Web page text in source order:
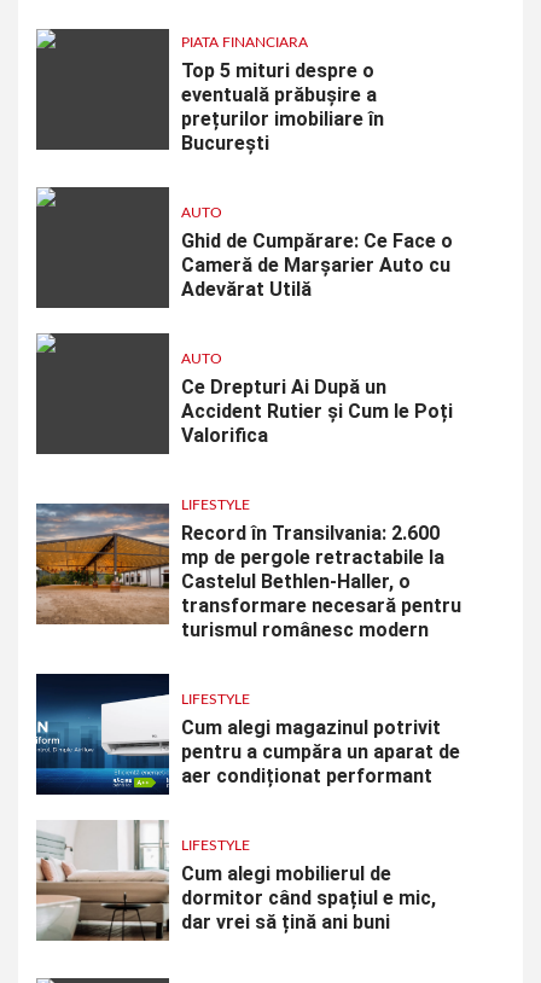
PIATA FINANCIARA
Top 5 mituri despre o
eventuală prăbușire a
prețurilor imobiliare în
București
AUTO
Ghid de Cumpărare: Ce Face o
Cameră de Marșarier Auto cu
Adevărat Utilă
AUTO
Ce Drepturi Ai După un
Accident Rutier și Cum le Poți
Valorifica
LIFESTYLE
Record în Transilvania: 2.600
mp de pergole retractabile la
Castelul Bethlen-Haller, o
transformare necesară pentru
turismul românesc modern
LIFESTYLE
Cum alegi magazinul potrivit
pentru a cumpăra un aparat de
aer condiționat performant
LIFESTYLE
Cum alegi mobilierul de
dormitor când spațiul e mic,
dar vrei să țină ani buni